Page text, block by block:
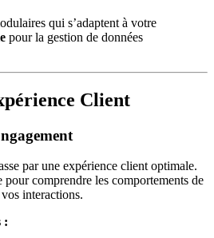
qui s’adaptent à votre
pour la gestion de données
Client
par une expérience client optimale.
pour comprendre les comportements de
interactions.
: